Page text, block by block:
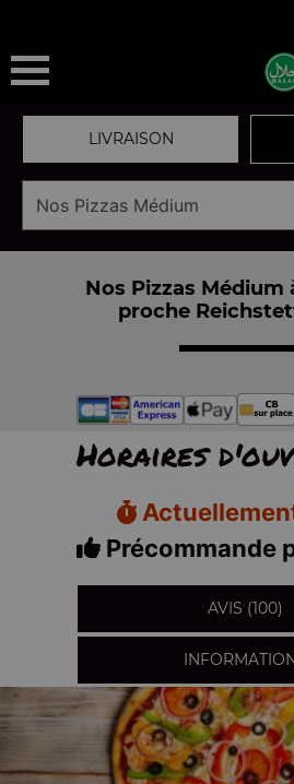
LIVRAISON
Nos Pizzas
proche
Horaires
Précommande
AVIS (100)